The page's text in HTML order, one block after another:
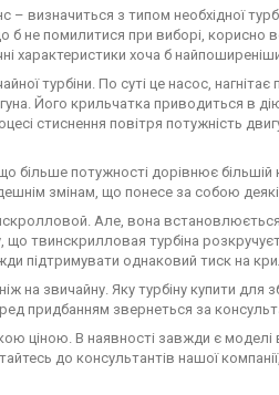
визначиться з типом необхідної
б не помилитися при виборі, корисно
характеристики хоча б
турбіни. По суті це насос,
Його крильчатка приводиться в
стиснення повітря потужність
більше потужності дорівнює більшій
змінам, що понесе за собою
Але, вона
твинскрилловая турбіна
підтримувати однаковий тиск на
на звичайну. Яку турбіну купити для
придбанням звернеться за
ціною. В наявності завжди є моделі
до консультантів нашої